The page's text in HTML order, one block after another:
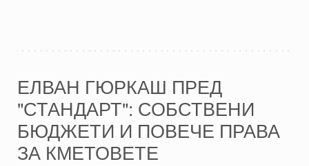
ЕЛВАН ГЮРКАШ ПРЕД
"СТАНДАРТ": СОБСТВЕНИ
БЮДЖЕТИ И ПОВЕЧЕ ПРАВА
ЗА КМЕТОВЕТЕ